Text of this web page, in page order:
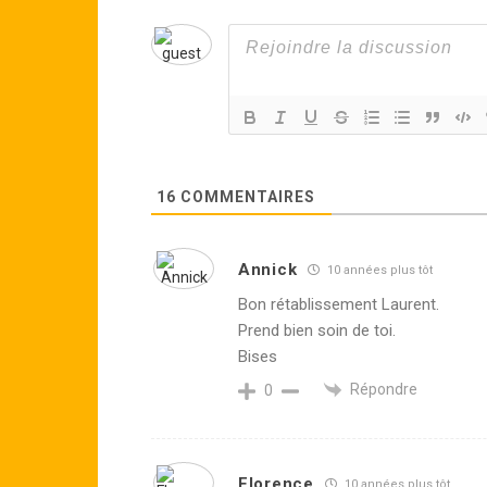
16 COMMENTAIRES
Annick 10 années plus tôt
Bon rétablissement Laurent.
Prend bien soin de toi.
Bises
0 Répondre